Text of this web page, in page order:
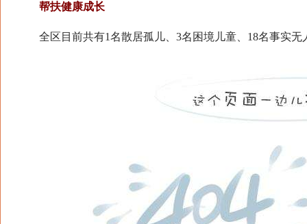
帮扶健康成长
全区目前共有1名散居孤儿、3名困境儿童、18名事实无